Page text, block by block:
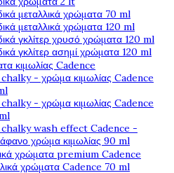
μεταλλικά χρώματα 70 ml
μεταλλικά χρώματα 120 ml
γκλίτερ χρυσό χρώματα 120 ml
γκλίτερ ασημί χρώματα 120 ml
κιμωλίας Cadence
- χρώμα κιμωλίας Cadence
- χρώμα κιμωλίας Cadence
wash effect Cadence -
χρώμα κιμωλίας 90 ml
χρώματα premium Cadence
χρώματα Cadence 70 ml